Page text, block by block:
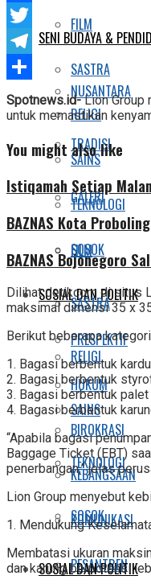
FILM
SASTRA
RELIGI
SAINS
TEKNOLOGI
SOSOK
SOSIAL DAN POLITIK
PRESPEKTIF
HUKUM
BIROKRASI
KEBANGSAAN
KOMUNIKASI
PESANTREN
SENI BUDAYA &
NUSANTARA
TRADISI
GALERI
FILM
SASTRA
RELIGI
SAINS
TEKNOLOGI
SOSOK
SOSIAL DAN POLITIK
Facebook
Twitter
Telegram
Share
Spotnews.id-Lion Group
untuk memastikan
You might also like
Istiqamah Setiap
BAZNAS Kota
BAZNAS Bojonegoro
Dilihat detikcom di situs
maksimal dimensi 35 x
Berikut beberapa
1. Bagasi berbentuk
2. Bagasi berbentuk
3. Bagasi berbentuk palet
4. Bagasi berbentuk
“Apabila bagasi
Baggage Ticket (EBT)
penerbangan,” jelas
Lion Group menyebut
1. Mendukung
Membatasi ukuran
dan karung berpotensi